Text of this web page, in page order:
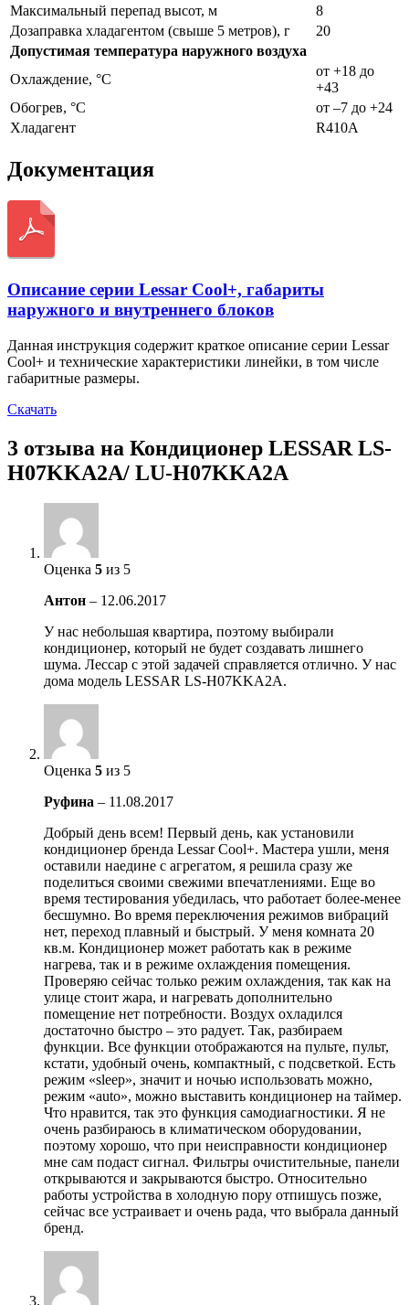
Максимальный перепад высот, м
8
Дозаправка хладагентом (свыше 5 метров), г
20
Допустимая температура наружного воздуха
Охлаждение, °С
от +18 до
+43
Обогрев, °С
от –7 до +24
Хладагент
R410A
Документация
Описание серии Lessar Cool+, габариты
наружного и внутреннего блоков
Данная инструкция содержит краткое описание серии Lessar
Cool+ и технические характеристики линейки, в том числе
габаритные размеры.
Скачать
3 отзыва на Кондиционер LESSAR LS-
H07KKA2A/ LU-H07KKA2A
Оценка 5 из 5
Антон – 12.06.2017
У нас небольшая квартира, поэтому выбирали
кондиционер, который не будет создавать лишнего
шума. Лессар с этой задачей справляется отлично. У нас
дома модель LESSAR LS-H07KKA2A.
Оценка 5 из 5
Руфина – 11.08.2017
Добрый день всем! Первый день, как установили
кондиционер бренда Lessar Cool+. Мастера ушли, меня
оставили наедине с агрегатом, я решила сразу же
поделиться своими свежими впечатлениями. Еще во
время тестирования убедилась, что работает более-менее
бесшумно. Во время переключения режимов вибраций
нет, переход плавный и быстрый. У меня комната 20
кв.м. Кондиционер может работать как в режиме
нагрева, так и в режиме охлаждения помещения.
Проверяю сейчас только режим охлаждения, так как на
улице стоит жара, и нагревать дополнительно
помещение нет потребности. Воздух охладился
достаточно быстро – это радует. Так, разбираем
функции. Все функции отображаются на пульте, пульт,
кстати, удобный очень, компактный, с подсветкой. Есть
режим «sleep», значит и ночью использовать можно,
режим «auto», можно выставить кондиционер на таймер.
Что нравится, так это функция самодиагностики. Я не
очень разбираюсь в климатическом оборудовании,
поэтому хорошо, что при неисправности кондиционер
мне сам подаст сигнал. Фильтры очистительные, панели
открываются и закрываются быстро. Относительно
работы устройства в холодную пору отпишусь позже,
сейчас все устраивает и очень рада, что выбрала данный
бренд.